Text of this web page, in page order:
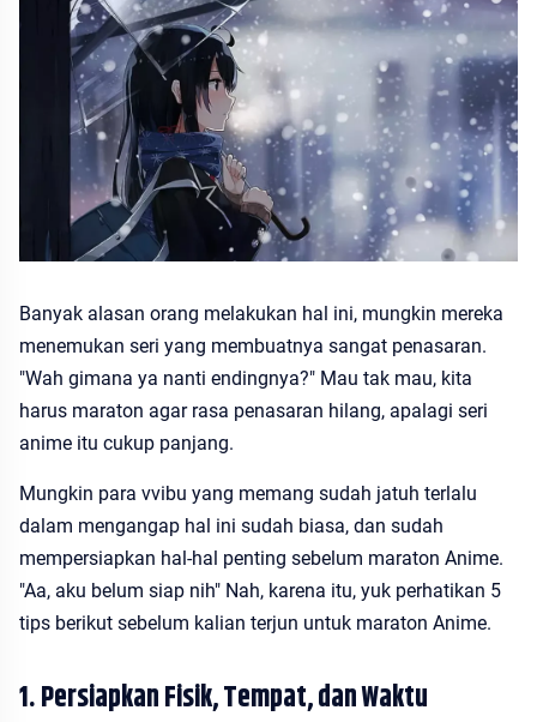
Banyak alasan orang melakukan hal ini, mungkin mereka
menemukan seri yang membuatnya sangat penasaran.
"Wah gimana ya nanti endingnya?" Mau tak mau, kita
harus maraton agar rasa penasaran hilang, apalagi seri
anime itu cukup panjang.
Mungkin para vvibu yang memang sudah jatuh terlalu
dalam mengangap hal ini sudah biasa, dan sudah
mempersiapkan hal-hal penting sebelum maraton Anime.
"Aa, aku belum siap nih" Nah, karena itu, yuk perhatikan 5
tips berikut sebelum kalian terjun untuk maraton Anime.
1. Persiapkan Fisik, Tempat, dan Waktu